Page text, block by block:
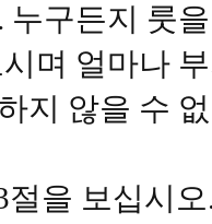
누구든지 룻
며 얼마나
지 않을 수
절을 보십시